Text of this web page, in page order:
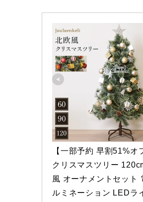
【一部予約 早割51%オ
クリスマスツリー
風 オーナメントセット
ルミネーション LEDラ